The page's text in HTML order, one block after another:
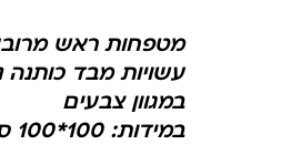
מטפחות ראש
עשויות מבד כותנה
במגוון צבעים
במידות: 100*100 ס'מ